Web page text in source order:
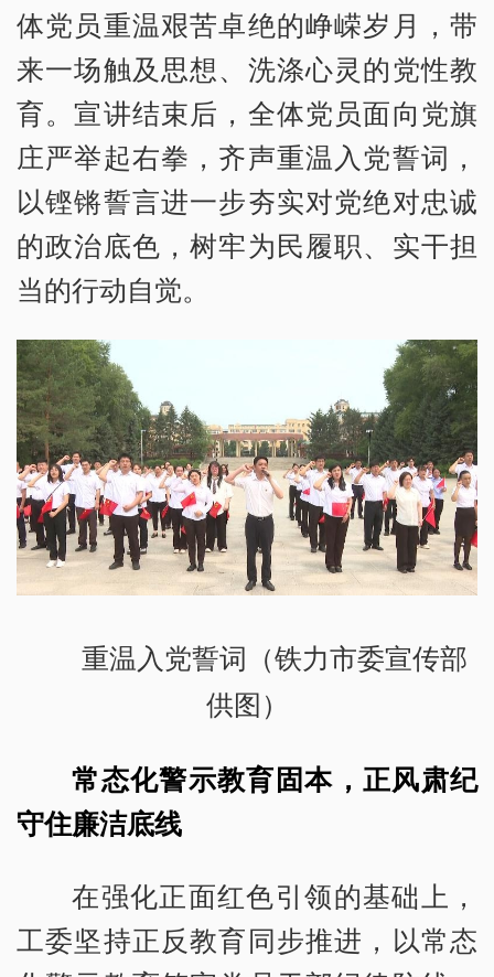
体党员重温艰苦卓绝的峥嵘岁月，带
来一场触及思想、洗涤心灵的党性教
育。宣讲结束后，全体党员面向党旗
庄严举起右拳，齐声重温入党誓词，
以铿锵誓言进一步夯实对党绝对忠诚
的政治底色，树牢为民履职、实干担
当的行动自觉。
重温入党誓词（铁力市委宣传部
供图）
常态化警示教育固本，正风肃纪
守住廉洁底线
在强化正面红色引领的基础上，
工委坚持正反教育同步推进，以常态